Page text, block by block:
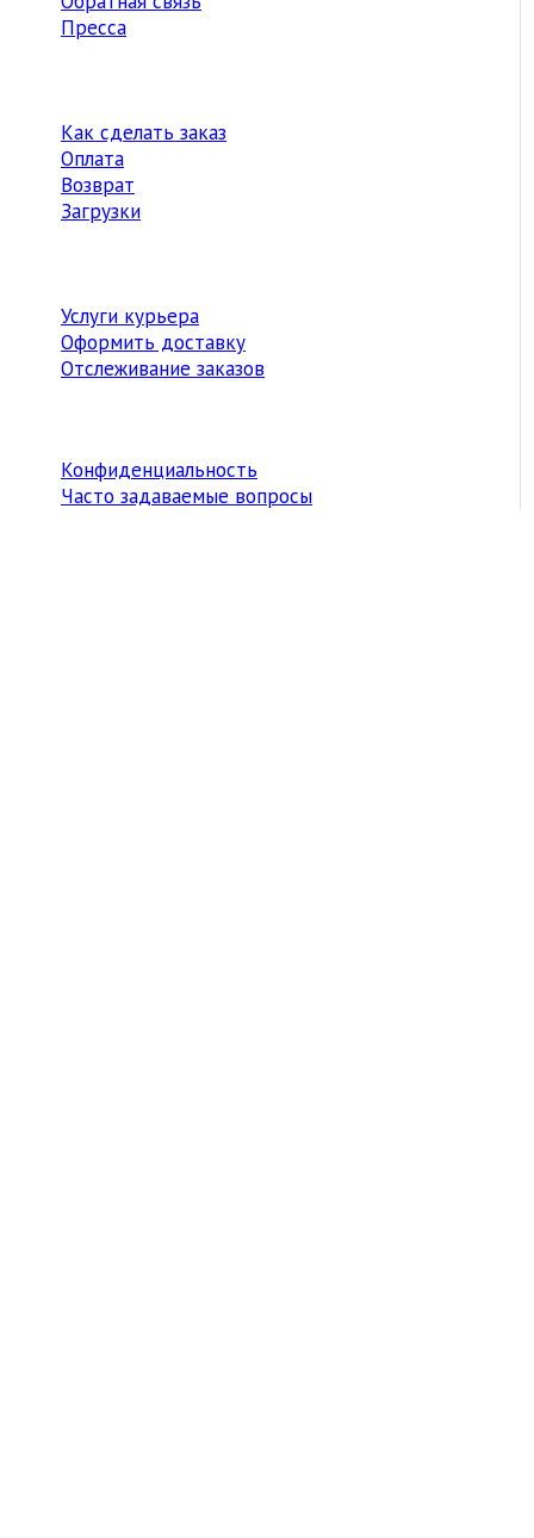
Пресса
Как сделать заказ
Оплата
Возврат
Загрузки
Услуги курьера
Оформить доставку
Отслеживание заказов
Конфиденциальность
Часто задаваемые вопросы